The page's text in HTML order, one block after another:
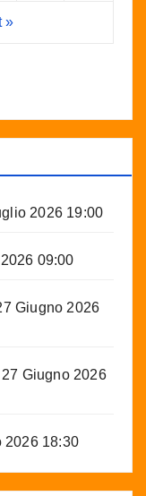
»
2026 19:00
09:00
Giugno 2026
Giugno 2026
2026 18:30